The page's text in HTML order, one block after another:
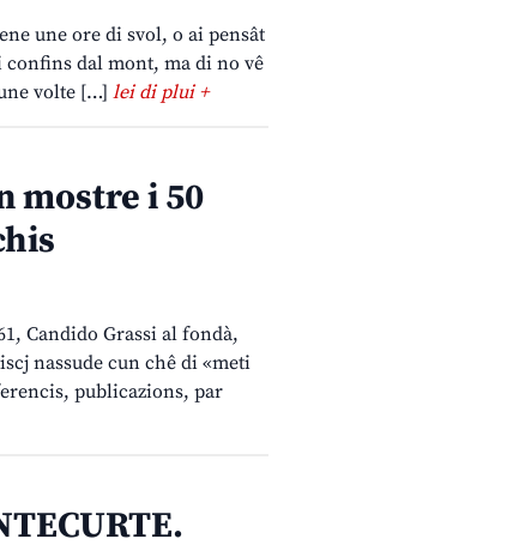
une ore di svol, o ai pensât
dal mont, ma di no vê
volte […] lei di plui +
mostre i 50
Candido Grassi al fondà,
nassude cun chê di «meti
publicazions, par